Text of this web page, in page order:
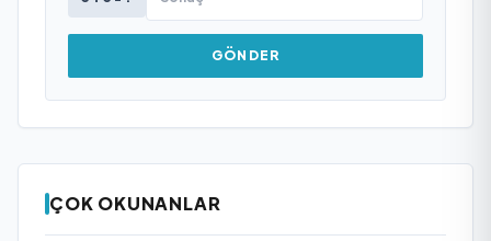
GÖNDER
ÇOK OKUNANLAR